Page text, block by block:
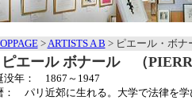
>ARTISTS A B > ピエール・ボナ
ピエール ボナール （
没年： 1867～1947
： パリ近郊に生れる。大学で法律を学